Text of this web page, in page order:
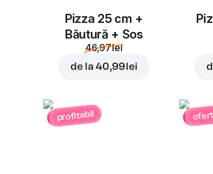
Pizza 25 cm +
Băutură + Sos
46,97 lei
de la40,99 lei
profitabil